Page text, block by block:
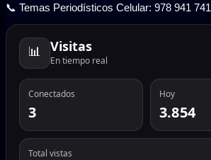
📞 Temas Periodísticos Celular: 978 941 741
📊 Visitas
En tiempo real
Conectados
3
Hoy
3.854
Total vistas